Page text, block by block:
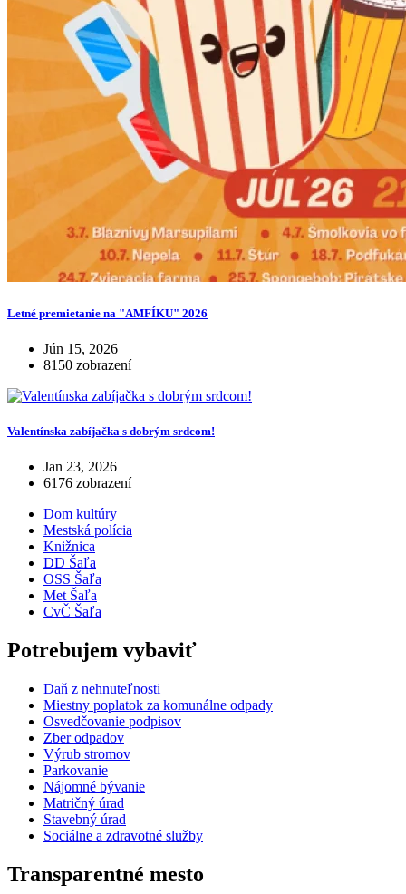
Letné premietanie na "AMFÍKU" 2026
Jún 15, 2026
8150 zobrazení
Valentínska zabíjačka s dobrým srdcom!
Jan 23, 2026
6176 zobrazení
Dom kultúry
Mestská polícia
Knižnica
DD Šaľa
OSS Šaľa
Met Šaľa
CvČ Šaľa
Potrebujem vybaviť
Daň z nehnuteľnosti
Miestny poplatok za komunálne odpady
Osvedčovanie podpisov
Zber odpadov
Výrub stromov
Parkovanie
Nájomné bývanie
Matričný úrad
Stavebný úrad
Sociálne a zdravotné služby
Transparentné mesto